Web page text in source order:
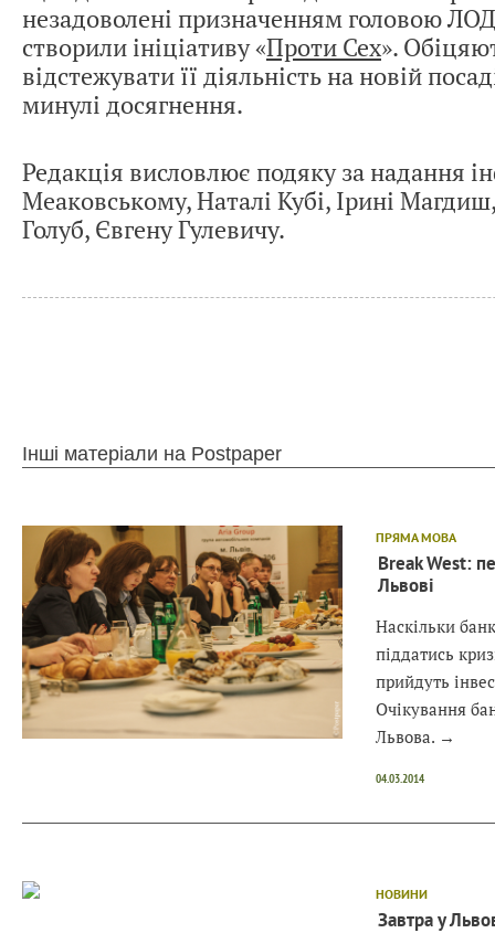
незадоволені призначенням головою
створили ініціативу «Проти Сех».
відстежувати її діяльність на новій
минулі досягнення.
Редакція висловлює подяку за надання
Меаковському, Наталі Кубі, Ірині
Голуб, Євгену Гулевичу.
Інші матеріали на Postpaper
ПРЯМА МОВА
Break West:
Львові
Наскільки
піддатись
прийдуть
Очікування
Львова. →
04.03.2014
НОВИНИ
Завтра у